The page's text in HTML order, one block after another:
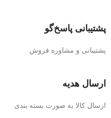
پشتیبانی پاسخ‌گو
پشتیبانی و مشاوره فروش
ارسال هدیه
ارسال کالا به صورت بسته بندی